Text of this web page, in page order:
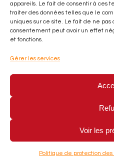
appareils. Le fait de consentir à ces
traiter des données telles que le
uniques sur ce site. Le fait de ne pas
consentement peut avoir un effet
et fonctions.
Gérer les services
Voir les
Politique de protection des
Espèces
Politique de
http://